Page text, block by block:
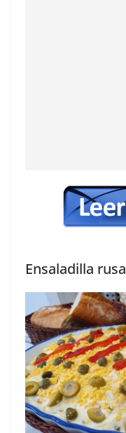
Ensaladilla rusa